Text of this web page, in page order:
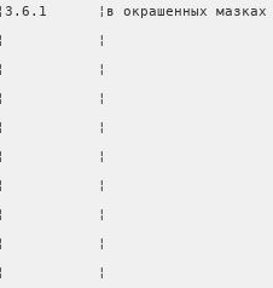
¦3.6.1      ¦в окрашенных
¦           ¦
¦           ¦
¦           ¦
¦           ¦
¦           ¦
¦           ¦
¦           ¦
¦           ¦
¦           ¦